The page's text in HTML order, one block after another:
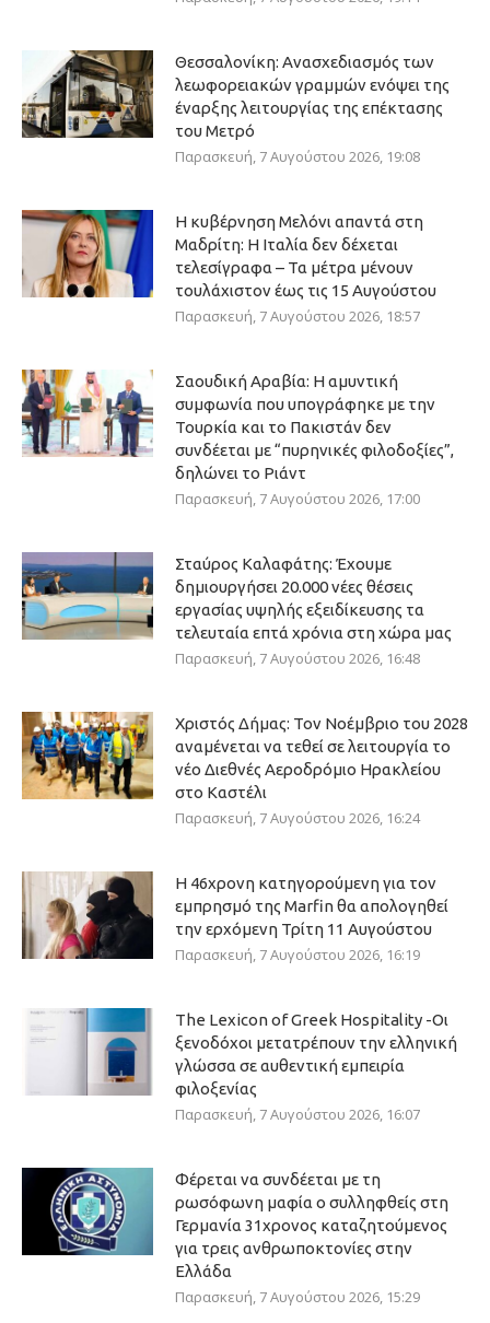
Θεσσαλονίκη: Ανασχεδιασμός των
λεωφορειακών γραμμών ενόψει της
έναρξης λειτουργίας της επέκτασης
του Μετρό
Παρασκευή, 7 Αυγούστου 2026, 19:08
Η κυβέρνηση Μελόνι απαντά στη
Μαδρίτη: Η Ιταλία δεν δέχεται
τελεσίγραφα – Τα μέτρα μένουν
τουλάχιστον έως τις 15 Αυγούστου
Παρασκευή, 7 Αυγούστου 2026, 18:57
Σαουδική Αραβία: Η αμυντική
συμφωνία που υπογράφηκε με την
Τουρκία και το Πακιστάν δεν
συνδέεται με “πυρηνικές φιλοδοξίες”,
δηλώνει το Ριάντ
Παρασκευή, 7 Αυγούστου 2026, 17:00
Σταύρος Καλαφάτης: Έχουμε
δημιουργήσει 20.000 νέες θέσεις
εργασίας υψηλής εξειδίκευσης τα
τελευταία επτά χρόνια στη χώρα μας
Παρασκευή, 7 Αυγούστου 2026, 16:48
Χριστός Δήμας: Τον Νοέμβριο του 2028
αναμένεται να τεθεί σε λειτουργία το
νέο Διεθνές Αεροδρόμιο Ηρακλείου
στο Καστέλι
Παρασκευή, 7 Αυγούστου 2026, 16:24
Η 46χρονη κατηγορούμενη για τον
εμπρησμό της Marfin θα απολογηθεί
την ερχόμενη Τρίτη 11 Αυγούστου
Παρασκευή, 7 Αυγούστου 2026, 16:19
The Lexicon of Greek Hospitality -Οι
ξενοδόχοι μετατρέπουν την ελληνική
γλώσσα σε αυθεντική εμπειρία
φιλοξενίας
Παρασκευή, 7 Αυγούστου 2026, 16:07
Φέρεται να συνδέεται με τη
ρωσόφωνη μαφία ο συλληφθείς στη
Γερμανία 31χρονος καταζητούμενος
για τρεις ανθρωποκτονίες στην
Ελλάδα
Παρασκευή, 7 Αυγούστου 2026, 15:29